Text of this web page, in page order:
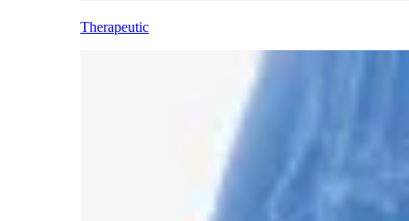
Therapeutic